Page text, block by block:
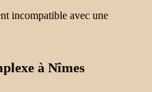
incompatible avec une
à Nîmes